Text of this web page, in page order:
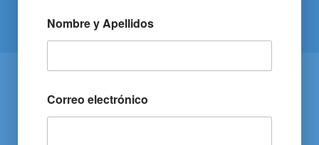
Nombre y Apellidos
Correo electrónico